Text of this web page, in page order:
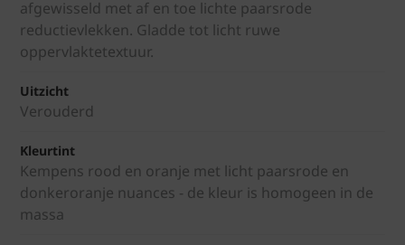
afgewisseld met af en toe lichte paarsrode
reductievlekken. Gladde tot licht ruwe
oppervlaktetextuur.
Uitzicht
Verouderd
Kleurtint
Kempens rood en oranje met licht paarsrode en
donkeroranje nuances - de kleur is homogeen in de
massa